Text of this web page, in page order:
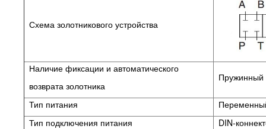
Схема золотникового устройства
Наличие фиксации и автоматического
возврата золотника
Пружинный
Тип питания
Тип подключения питания
DIN-